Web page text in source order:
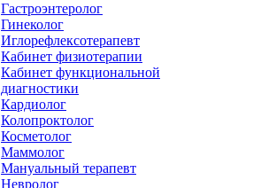
Гастроэнтеролог
Гинеколог
Иглорефлексотерапевт
Кабинет физиотерапии
Кабинет функциональной
диагностики
Кардиолог
Колопроктолог
Косметолог
Маммолог
Мануальный терапевт
Невролог